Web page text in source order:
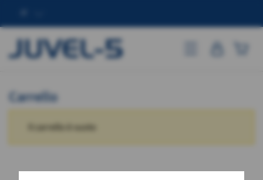
Go to mobile
Carrello
Il carrello è vuoto